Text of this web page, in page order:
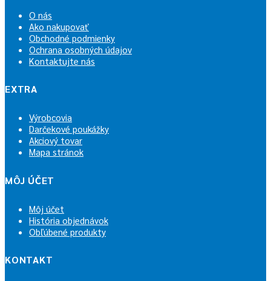
O nás
Ako nakupovať
Obchodné podmienky
Ochrana osobných údajov
Kontaktujte nás
EXTRA
Výrobcovia
Darčekové poukážky
Akciový tovar
Mapa stránok
MÔJ ÚČET
Môj účet
História objednávok
Obľúbené produkty
KONTAKT